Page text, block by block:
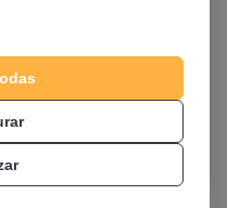
entorno de
. Principales
hojas y celdas.
y edición de
Gráficos.
del